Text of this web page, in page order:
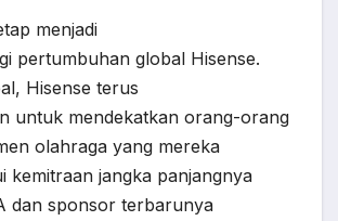
menjadi
pertumbuhan global Hisense.
Hisense terus
untuk mendekatkan orang-orang
olahraga yang mereka
kemitraan jangka panjangnya
dan sponsor terbarunya